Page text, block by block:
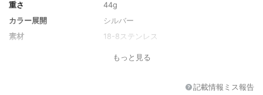
重さ
44g
カラー展開
シルバー
素材
18-8ステンレス
もっと見る
記載情報ミス報告